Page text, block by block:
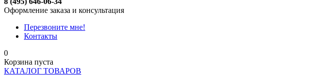
Оформление заказа и консультация
Перезвоните мне!
Контакты
0
Корзина пуста
КАТАЛОГ ТОВАРОВ